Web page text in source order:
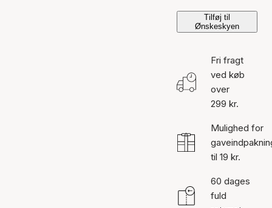
Tilføj til
Ønskeskyen
Fri fragt
ved køb
over
299 kr.
Mulighed for
til 19 kr.
60 dages
fuld